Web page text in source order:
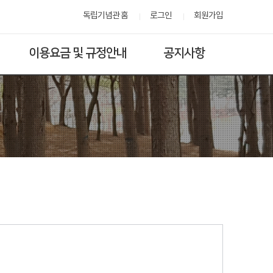
독립기념관 홈 로그인 회원가입
이용요금 및 규정안내 공지사항